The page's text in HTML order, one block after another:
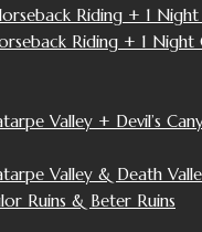
Riding + 1
Riding + 1 Night
Valley + Devil’s
Valley & Death
Ruins & Beter Ruins